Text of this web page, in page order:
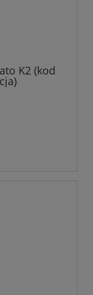
K2 (kod